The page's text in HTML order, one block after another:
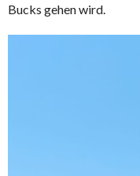
Bucks gehen wird.